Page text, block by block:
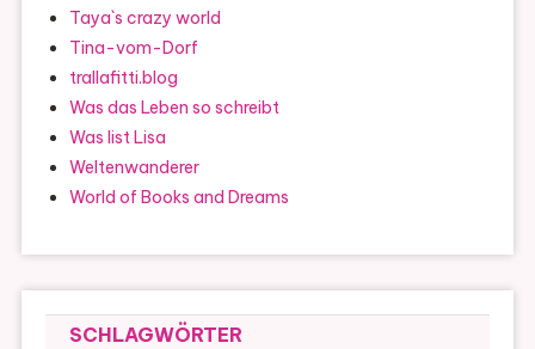
Taya`s crazy world
Tina-vom-Dorf
trallafitti.blog
Was das Leben so schreibt
Was list Lisa
Weltenwanderer
World of Books and Dreams
SCHLAGWÖRTER